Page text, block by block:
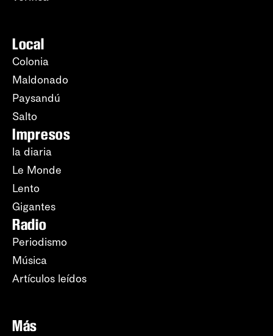
Local
Colonia
Maldonado
Paysandú
Salto
Impresos
la diaria
Le Monde
Lento
Gigantes
Radio
Periodismo
Música
Artículos leídos
Más